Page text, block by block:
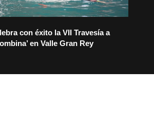
con éxito la VII Travesía a
en Valle Gran Rey